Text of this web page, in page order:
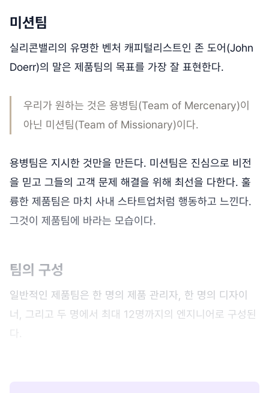
미션팀
실리콘밸리의 유명한 벤처 캐피털리스트인 존 도어(John
Doerr)의 말은 제품팀의 목표를 가장 잘 표현한다.
우리가 원하는 것은 용병팀(Team of Mercenary)이
아닌 미션팀(Team of Missionary)이다.
용병팀은 지시한 것만을 만든다. 미션팀은 진심으로 비전
을 믿고 그들의 고객 문제 해결을 위해 최선을 다한다. 훌
륭한 제품팀은 마치 사내 스타트업처럼 행동하고 느낀다.
그것이 제품팀에 바라는 모습이다.
팀의 구성
일반적인 제품팀은 한 명의 제품 관리자, 한 명의 디자이
너, 그리고 두 명에서 최대 12명까지의 엔지니어로 구성된
다.